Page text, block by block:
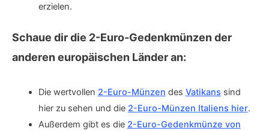
erzielen.
Schaue dir die 2-Euro-Gedenkmünzen der
anderen europäischen Länder an:
Die wertvollen 2-Euro-Münzen des Vatikans sind
hier zu sehen und die 2-Euro-Münzen Italiens hier.
Außerdem gibt es die 2-Euro-Gedenkmünze von